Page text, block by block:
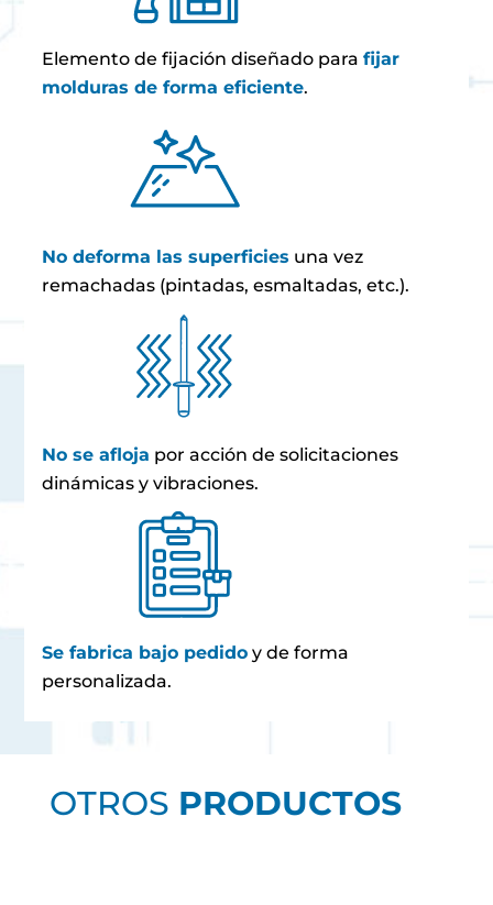
Elemento de fijación diseñado parafijar
molduras de forma eficiente.
No deforma las superficies una vez
remachadas (pintadas, esmaltadas, etc.).
No se afloja por acción de solicitaciones
dinámicas y vibraciones.
Se fabrica bajo pedido y de forma
personalizada.
OTROS PRODUCTOS